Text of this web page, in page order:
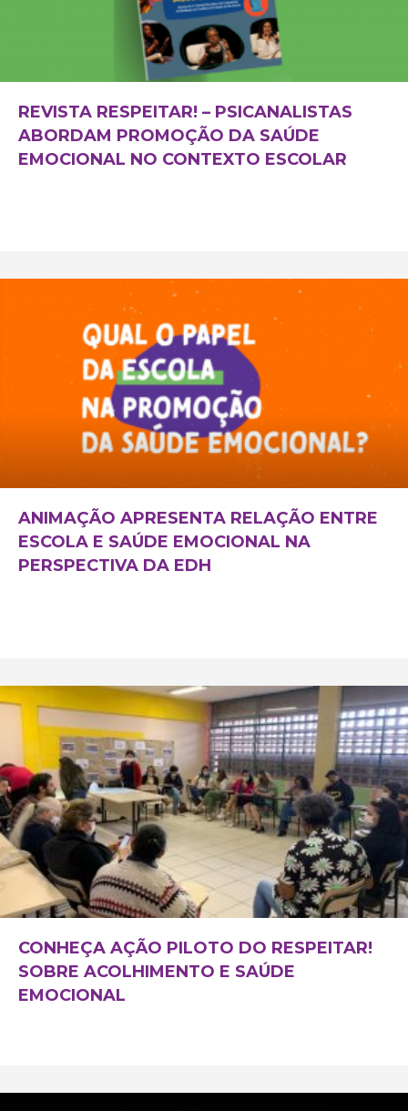
REVISTA RESPEITAR! – PSICANALISTAS
ABORDAM PROMOÇÃO DA SAÚDE
EMOCIONAL NO CONTEXTO ESCOLAR
ANIMAÇÃO APRESENTA RELAÇÃO ENTRE
ESCOLA E SAÚDE EMOCIONAL NA
PERSPECTIVA DA EDH
CONHEÇA AÇÃO PILOTO DO RESPEITAR!
SOBRE ACOLHIMENTO E SAÚDE
EMOCIONAL